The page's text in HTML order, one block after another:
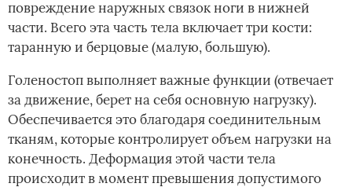
повреждение наружных связок ноги в нижней
части. Всего эта часть тела включает три кости:
таранную и берцовые (малую, большую).
Голеностоп выполняет важные функции (отвечает
за движение, берет на себя основную нагрузку).
Обеспечивается это благодаря соединительным
тканям, которые контролирует объем нагрузки на
конечность. Деформация этой части тела
происходит в момент превышения допустимого